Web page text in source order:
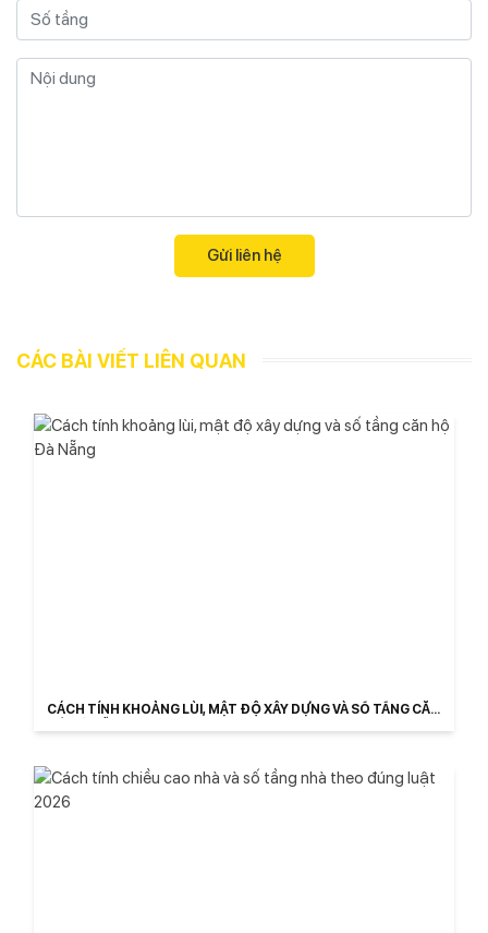
CÁC BÀI VIẾT LIÊN QUAN
CÁCH TÍNH KHOẢNG LÙI, MẬT ĐỘ XÂY DỰNG VÀ SỐ TẦNG CĂN